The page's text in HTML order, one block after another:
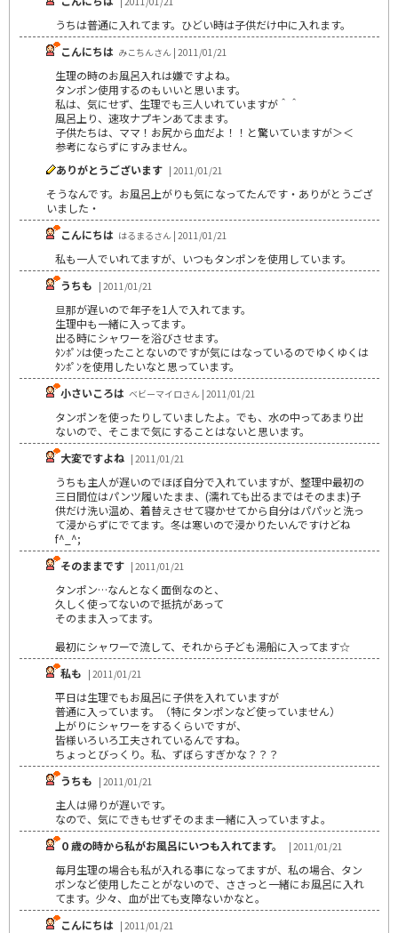
うちは普通に入れてます。ひどい時は子供だけ中に入れます。
こんにちは みこちんさん | 2011/01/21
生理の時のお風呂入れは嫌ですよね。
タンポン使用するのもいいと思います。
私は、気にせず、生理でも三人いれていますが＾＾
風呂上り、速攻ナプキンあてまます。
子供たちは、ママ！お尻から血だよ！！と驚いていますが＞＜
参考にならずにすみません。
ありがとうございます | 2011/01/21
そうなんです。お風呂上がりも気になってたんです・ありがとうござ
いました・
こんにちは はるまるさん | 2011/01/21
私も一人でいれてますが、いつもタンポンを使用しています。
うちも | 2011/01/21
旦那が遅いので年子を1人で入れてます。
生理中も一緒に入ってます｡
出る時にシャワーを浴びさせます。
ﾀﾝﾎﾟﾝは使ったことないのですが気にはなっているのでゆくゆくは
ﾀﾝﾎﾟﾝを使用したいなと思っています。
小さいころは ベビーマイロさん | 2011/01/21
タンポンを使ったりしていましたよ。でも、水の中ってあまり出
ないので、そこまで気にすることはないと思います。
大変ですよね | 2011/01/21
うちも主人が遅いのでほぼ自分で入れていますが、整理中最初の
三日間位はパンツ履いたまま、(濡れても出るまではそのまま)子
供だけ洗い温め、着替えさせて寝かせてから自分はパパッと洗っ
て浸からずにでてます。冬は寒いので浸かりたいんですけどね
f^_^;
そのままです | 2011/01/21
タンポン…なんとなく面倒なのと、
久しく使ってないので抵抗があって
そのまま入ってます。
最初にシャワーで流して、それから子ども湯船に入ってます☆
私も | 2011/01/21
平日は生理でもお風呂に子供を入れていますが
普通に入っています。（特にタンポンなど使っていません）
上がりにシャワーをするくらいですが、
皆様いろいろ工夫されているんですね。
ちょっとびっくり。私、ずぼらすぎかな？？？
うちも | 2011/01/21
主人は帰りが遅いです。
なので、気にできもせずそのまま一緒に入っていますよ。
０歳の時から私がお風呂にいつも入れてます。
| 2011/01/21
毎月生理の場合も私が入れる事になってますが、私の場合、タン
ポンなど使用したことがないので、ささっと一緒にお風呂に入れ
てます。少々、血が出ても支障ないかなと。
こんにちは | 2011/01/21